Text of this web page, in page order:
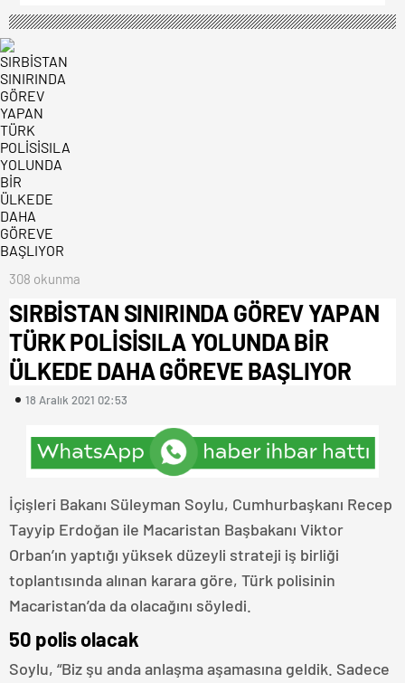
308 okunma
SIRBİSTAN SINIRINDA GÖREV YAPAN
TÜRK POLİSİSILA YOLUNDA BİR
ÜLKEDE DAHA GÖREVE BAŞLIYOR
18 Aralık 2021 02:53
İçişleri Bakanı Süleyman Soylu, Cumhurbaşkanı Recep
Tayyip Erdoğan ile Macaristan Başbakanı Viktor
Orban’ın yaptığı yüksek düzeyli strateji iş birliği
toplantısında alınan karara göre, Türk polisinin
Macaristan’da da olacağını söyledi.
50 polis olacak
Soylu, “Biz şu anda anlaşma aşamasına geldik. Sadece